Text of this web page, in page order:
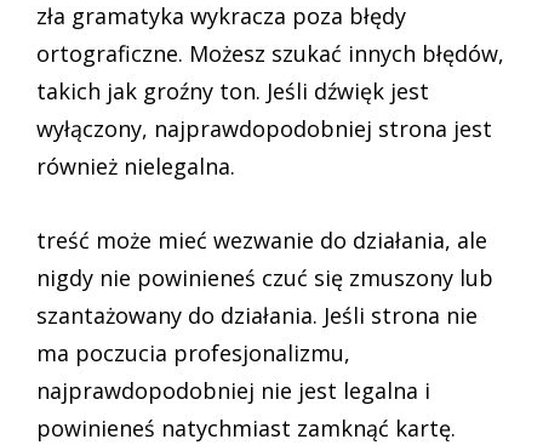
zła gramatyka wykracza poza błędy
ortograficzne. Możesz szukać innych błędów,
takich jak groźny ton. Jeśli dźwięk jest
wyłączony, najprawdopodobniej strona jest
również nielegalna.
treść może mieć wezwanie do działania, ale
nigdy nie powinieneś czuć się zmuszony lub
szantażowany do działania. Jeśli strona nie
ma poczucia profesjonalizmu,
najprawdopodobniej nie jest legalna i
powinieneś natychmiast zamknąć kartę.